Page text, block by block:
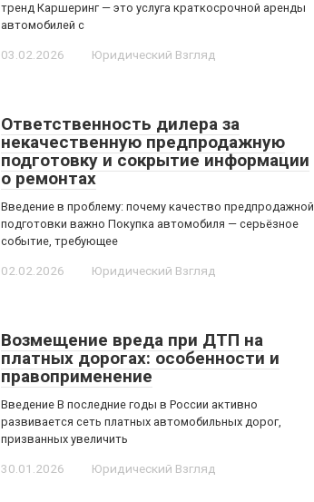
тренд Каршеринг — это услуга краткосрочной аренды
автомобилей с
03.02.2026 Юридический Взгляд
Ответственность дилера за
некачественную предпродажную
подготовку и сокрытие информации
о ремонтах
Введение в проблему: почему качество предпродажной
подготовки важно Покупка автомобиля — серьёзное
событие, требующее
02.02.2026 Юридический Взгляд
Возмещение вреда при ДТП на
платных дорогах: особенности и
правоприменение
Введение В последние годы в России активно
развивается сеть платных автомобильных дорог,
призванных увеличить
30.01.2026 Юридический Взгляд